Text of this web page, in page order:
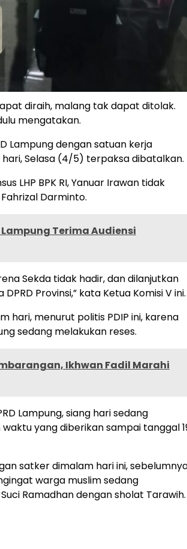
diraih, malang tak dapat ditolak.
mengatakan.
Lampung dengan satuan kerja
Selasa (4/5) terpaksa dibatalkan.
LHP BPK RI, Yanuar Irawan tidak
Darminto.
Lampung Terima Audiensi
Sekda tidak hadir, dan dilanjutkan
Provinsi,” kata Ketua Komisi V ini.
hari, menurut politis PDIP ini, karena
sedang melakukan reses.
Ikhwan Fadil Marahi
Lampung, siang hari sedang
yang diberikan sampai tanggal
satker dimalam hari ini,
warga muslim sedang
Ramadhan dengan sholat Tarawih.